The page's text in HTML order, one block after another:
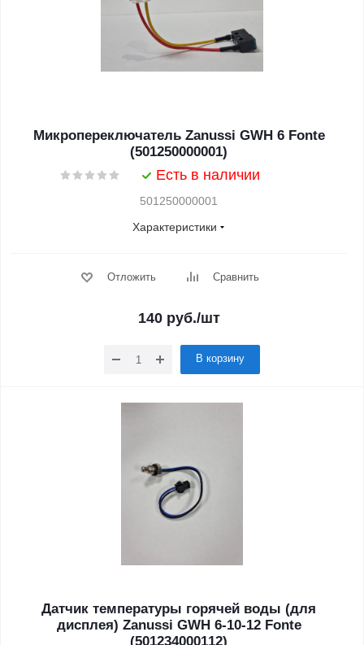
Микропереключатель Zanussi GWH 6 Fonte
(501250000001)
Есть в наличии
501250000001
Характеристики
Отложить Сравнить
140 руб./шт
В корзину
Датчик температуры горячей воды (для
дисплея) Zanussi GWH 6-10-12 Fonte
(501234000112)